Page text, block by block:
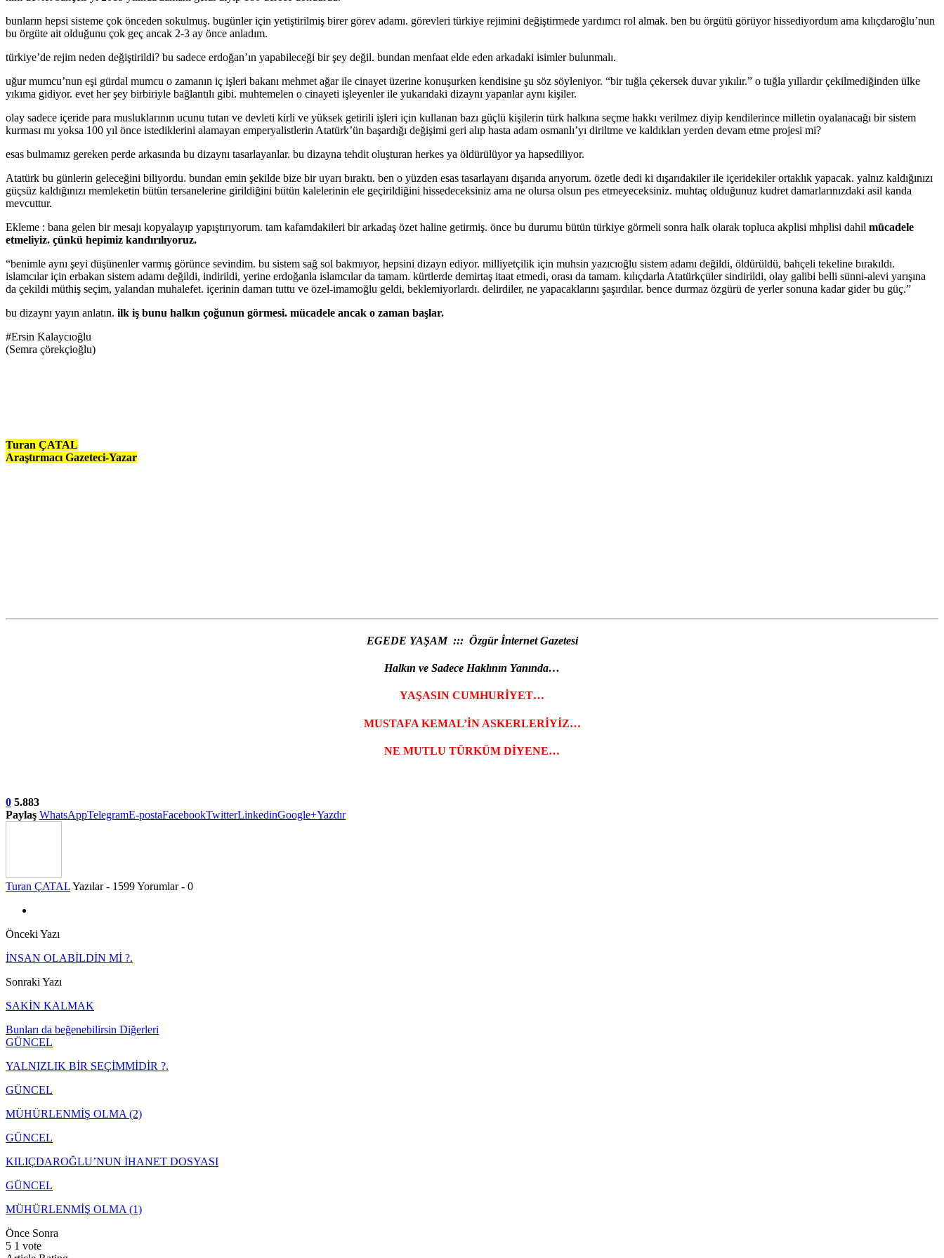
bunların hepsi sisteme çok önceden sokulmuş. bugünler için yetiştirilmiş birer görev adamı. görevleri türkiye rejimini değiştirmede yardımcı rol almak. ben bu örgütü görüyor hissediyordum ama kılıçdaroğlu’nun
bu örgüte ait olduğunu çok geç ancak 2-3 ay önce anladım.
türkiye’de rejim neden değiştirildi? bu sadece erdoğan’ın yapabileceği bir şey değil. bundan menfaat elde eden arkadaki isimler bulunmalı.
uğur mumcu’nun eşi gürdal mumcu o zamanın iç işleri bakanı mehmet ağar ile cinayet üzerine konuşurken kendisine şu söz söyleniyor. “bir tuğla çekersek duvar yıkılır.” o tuğla yıllardır çekilmediğinden ülke
yıkıma gidiyor. evet her şey birbiriyle bağlantılı gibi. muhtemelen o cinayeti işleyenler ile yukarıdaki dizaynı yapanlar aynı kişiler.
olay sadece içeride para musluklarının ucunu tutan ve devleti kirli ve yüksek getirili işleri için kullanan bazı güçlü kişilerin türk halkına seçme hakkı verilmez diyip kendilerince milletin oyalanacağı bir sistem
kurması mı yoksa 100 yıl önce istediklerini alamayan emperyalistlerin Atatürk’ün başardığı değişimi geri alıp hasta adam osmanlı’yı diriltme ve kaldıkları yerden devam etme projesi mi?
esas bulmamız gereken perde arkasında bu dizaynı tasarlayanlar. bu dizayna tehdit oluşturan herkes ya öldürülüyor ya hapsediliyor.
Atatürk bu günlerin geleceğini biliyordu. bundan emin şekilde bize bir uyarı bıraktı. ben o yüzden esas tasarlayanı dışarıda arıyorum. özetle dedi ki dışarıdakiler ile içeridekiler ortaklık yapacak. yalnız kaldığınızı
güçsüz kaldığınızı memleketin bütün tersanelerine girildiğini bütün kalelerinin ele geçirildiğini hissedeceksiniz ama ne olursa olsun pes etmeyeceksiniz. muhtaç olduğunuz kudret damarlarınızdaki asil kanda
mevcuttur.
Ekleme : bana gelen bir mesajı kopyalayıp yapıştırıyorum. tam kafamdakileri bir arkadaş özet haline getirmiş. önce bu durumu bütün türkiye görmeli sonra halk olarak topluca akplisi mhplisi dahil mücadele
etmeliyiz. çünkü hepimiz kandırılıyoruz.
“benimle aynı şeyi düşünenler varmış görünce sevindim. bu sistem sağ sol bakmıyor, hepsini dizayn ediyor. milliyetçilik için muhsin yazıcıoğlu sistem adamı değildi, öldürüldü, bahçeli tekeline bırakıldı.
islamcılar için erbakan sistem adamı değildi, indirildi, yerine erdoğanla islamcılar da tamam. kürtlerde demirtaş itaat etmedi, orası da tamam. kılıçdarla Atatürkçüler sindirildi, olay galibi belli sünni-alevi yarışına
da çekildi müthiş seçim, yalandan muhalefet. içerinin damarı tuttu ve özel-imamoğlu geldi, beklemiyorlardı. delirdiler, ne yapacaklarını şaşırdılar. bence durmaz özgürü de yerler sonuna kadar gider bu güç.”
bu dizaynı yayın anlatın. ilk iş bunu halkın çoğunun görmesi. mücadele ancak o zaman başlar.
#Ersin Kalaycıoğlu
(Semra çörekçioğlu)
Turan ÇATAL
Araştırmacı Gazeteci-Yazar
EGEDE YAŞAM ::: Özgür İnternet Gazetesi
Halkın ve Sadece Haklının Yanında…
YAŞASIN CUMHURİYET…
MUSTAFA KEMAL’İN ASKERLERİYİZ…
NE MUTLU TÜRKÜM DİYENE…
0 5.883
Paylaş WhatsAppTelegramE-postaFacebookTwitterLinkedinGoogle+Yazdır
Turan ÇATALYazılar - 1599Yorumlar - 0
Önceki Yazı
İNSAN OLABİLDİN Mİ ?.
Sonraki Yazı
SAKİN KALMAK
Bunları da beğenebilirsin Diğerleri
GÜNCEL
YALNIZLIK BİR SEÇİMMİDİR ?.
GÜNCEL
MÜHÜRLENMİŞ OLMA (2)
GÜNCEL
KILIÇDAROĞLU’NUN İHANET DOSYASI
GÜNCEL
MÜHÜRLENMİŞ OLMA (1)
Önce Sonra
5 1 vote